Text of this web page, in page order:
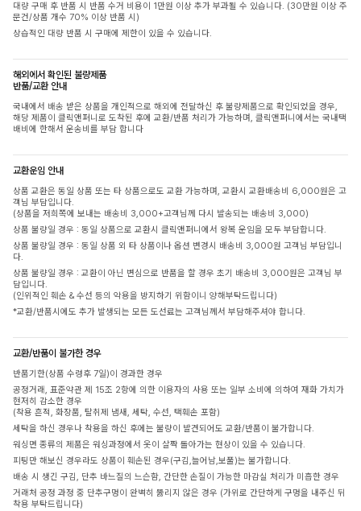
대량 구매 후 반품 시 반품 수거 비용이 1만원 이상 추가 부과될 수 있습니다. (30만원 이상 주
문건/상품 개수 70% 이상 반품 시)
상습적인 대량 반품 시 구매에 제한이 있을 수 있습니다.
해외에서 확인된 불량제품
반품/교환 안내
국내에서 배송 받은 상품을 개인적으로 해외에 전달하신 후 불량제품으로 확인되었을 경우,
해당 제품이 클릭앤퍼니로 도착된 후에 교환/반품 처리가 가능하며, 클릭앤퍼니에서는 국내택
배비에 한해서 운송비를 부담 합니다
교환운임 안내
상품 교환은 동일 상품 또는 타 상품으로도 교환 가능하며, 교환시 교환배송비 6,000원은 고
객님 부담입니다.
(상품을 저희쪽에 보내는 배송비 3,000+고객님께 다시 발송되는 배송비 3,000)
상품 불량일 경우 : 동일 상품으로 교환시 클릭앤퍼니에서 왕복 운임을 모두 부담합니다.
상품 불량일 경우 : 동일 상품 외 타 상품이나 옵션 변경시 배송비 3,000원 고객님 부담입니
다.
상품 불량일 경우 : 교환이 아닌 변심으로 반품을 할 경우 초기 배송비 3,000원은 고객님 부
담입니다.
(인위적인 훼손 & 수선 등의 악용을 방지하기 위함이니 양해부탁드립니다)
*교환/반품시에도 추가 발생되는 모든 도선료는 고객님께서 부담해주셔야 합니다.
교환/반품이 불가한 경우
반품기한(상품 수령후 7일)이 경과한 경우
공정거래, 표준약관 제 15조 2항에 의한 이용자의 사용 또는 일부 소비에 의하여 재화 가치가
현저히 감소한 경우
(착용 흔적, 화장품, 탈취제 냄새, 세탁, 수선, 택훼손 포함)
세탁을 하신 경우나 착용을 하신 후에는 불량이 발견되어도 교환/반품이 불가합니다.
워싱면 종류의 제품은 워싱과정에서 옷이 살짝 돌아가는 현상이 있을 수 있습니다.
피팅만 해보신 경우라도 상품이 훼손된 경우(구김,늘어남,보풀)는 불가합니다.
배송 시 생긴 구김, 단추 바느질의 느슨함, 간단한 손질이 가능한 마감실 처리가 미흡한 경우
거래처 공정 과정 중 단추구멍이 완벽히 뚫리지 않은 경우 (가위로 간단하게 구멍을 내주신 뒤
착용 부탁드립니다)